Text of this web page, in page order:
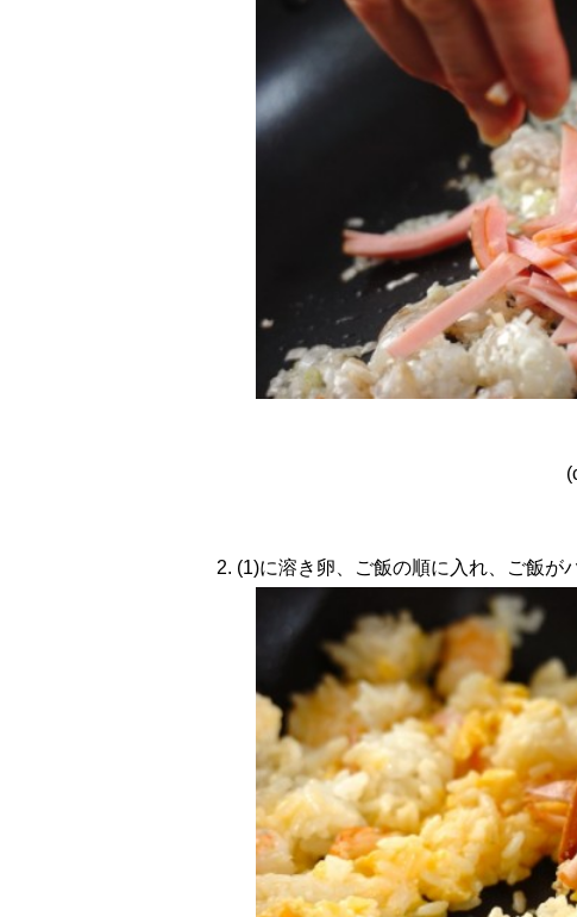
2. (1)に溶き卵、ご飯の順に入れ、ご飯が